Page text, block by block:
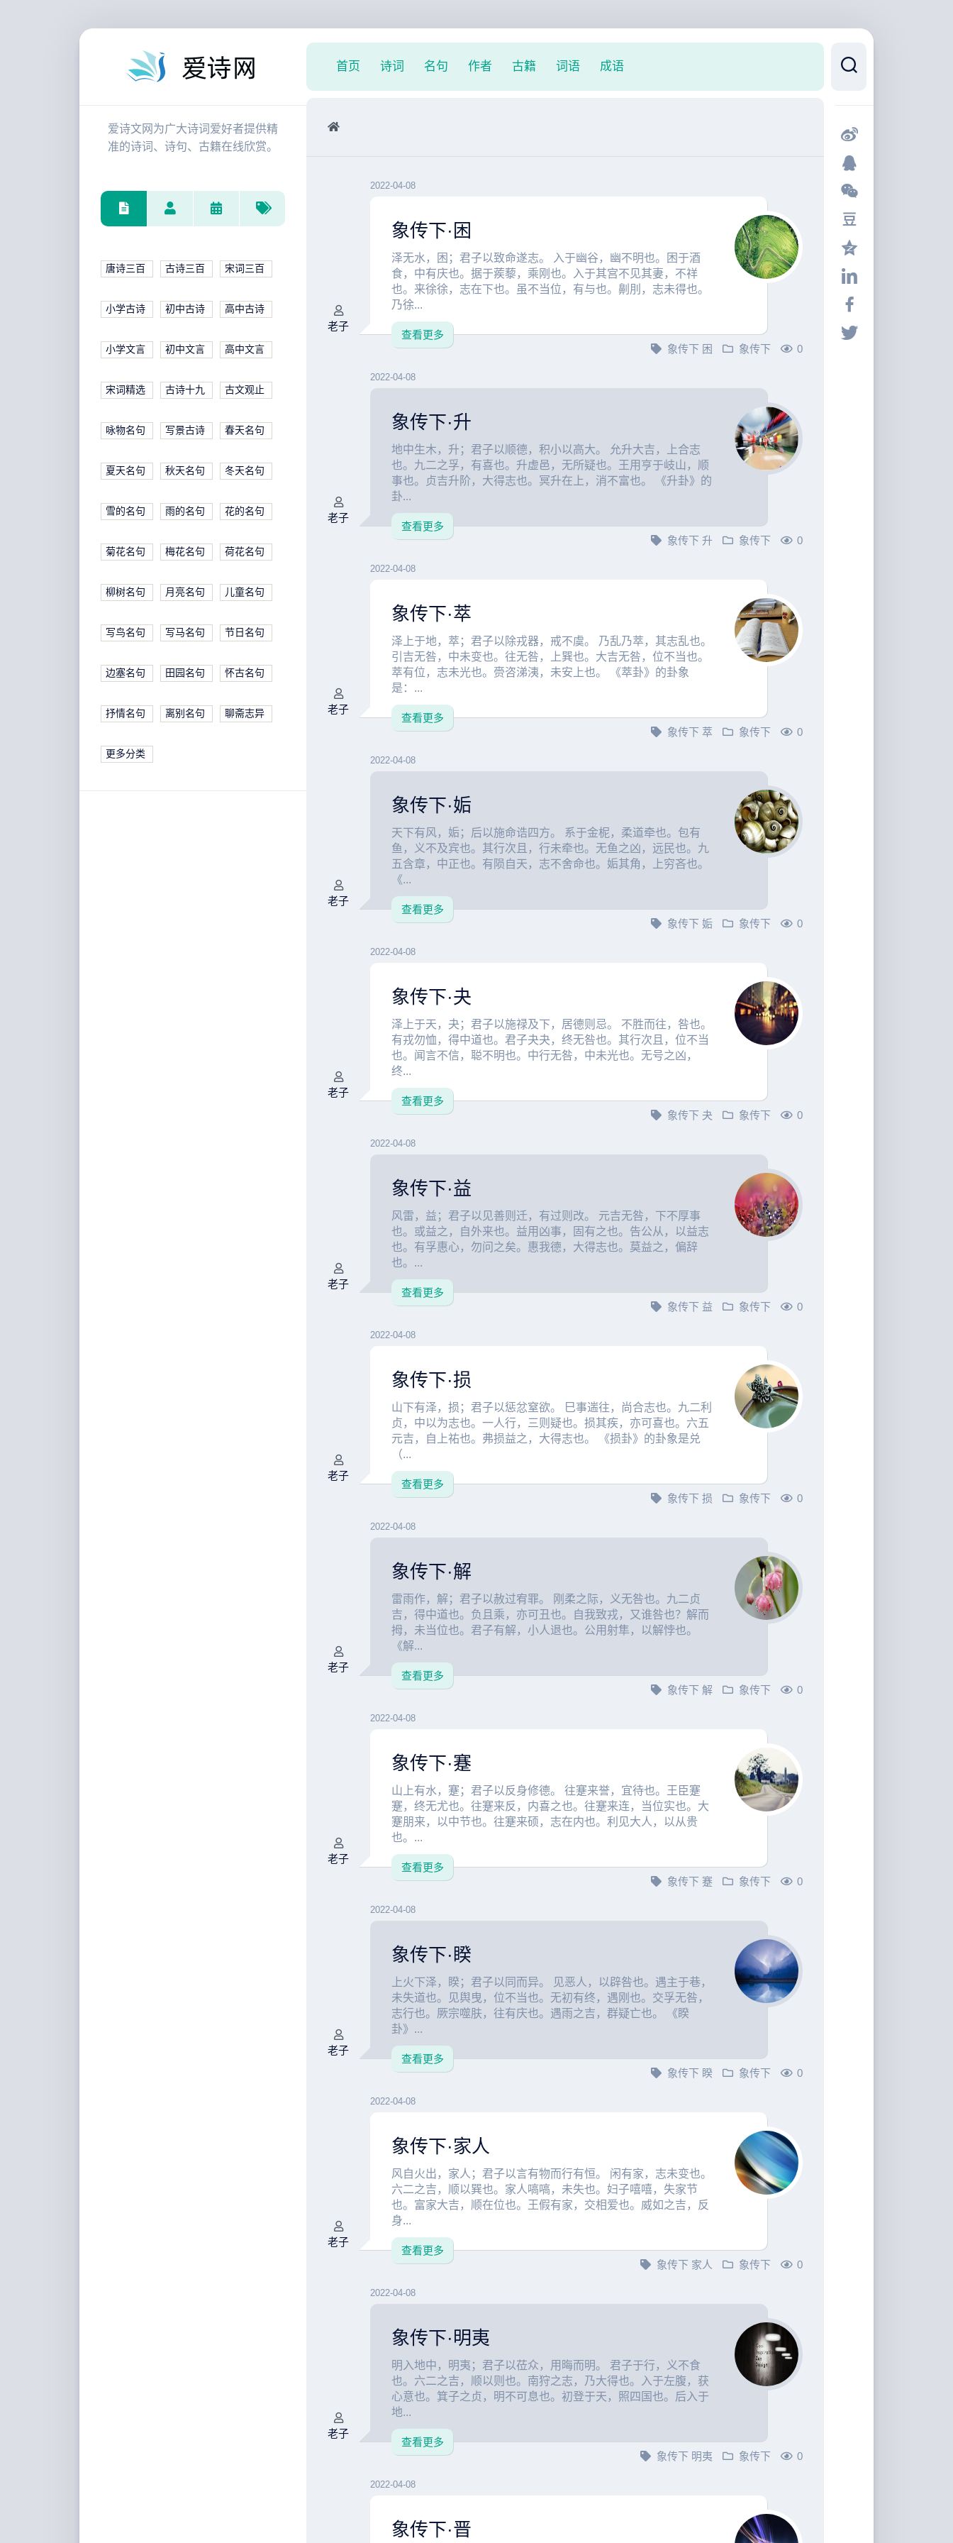
爱诗文网为广大诗词爱好者提供精
准的诗词、诗句、古籍在线欣赏。
唐诗三百 古诗三百 宋词三百
小学古诗 初中古诗 高中古诗
小学文言 初中文言 高中文言
宋词精选 古诗十九 古文观止
咏物名句 写景古诗 春天名句
夏天名句 秋天名句 冬天名句
雪的名句 雨的名句 花的名句
菊花名句 梅花名句 荷花名句
柳树名句 月亮名句 儿童名句
写鸟名句 写马名句 节日名句
边塞名句 田园名句 怀古名句
抒情名句 离别名句 聊斋志异
更多分类
首页 诗词 名句 作者 古籍 词语 成语
老子
2022-04-08
象传下·困
泽无水，困；君子以致命遂志。 入于幽谷，幽不明也。困于酒
食，中有庆也。据于蒺藜，乘刚也。入于其宫不见其妻，不祥
也。来徐徐，志在下也。虽不当位，有与也。劓刖，志未得也。
乃徐...
查看更多
象传下 困 象传下 0
老子
2022-04-08
象传下·升
地中生木，升；君子以顺德，积小以高大。 允升大吉，上合志
也。九二之孚，有喜也。升虚邑，无所疑也。王用亨于岐山，顺
事也。贞吉升阶，大得志也。冥升在上，消不富也。 《升卦》的
卦...
查看更多
象传下 升 象传下 0
老子
2022-04-08
象传下·萃
泽上于地，萃；君子以除戎器，戒不虞。 乃乱乃萃，其志乱也。
引吉无咎，中未变也。往无咎，上巽也。大吉无咎，位不当也。
萃有位，志未光也。赍咨涕洟，未安上也。 《萃卦》的卦象
是：...
查看更多
象传下 萃 象传下 0
老子
2022-04-08
象传下·姤
天下有风，姤；后以施命诰四方。 系于金柅，柔道牵也。包有
鱼，义不及宾也。其行次且，行未牵也。无鱼之凶，远民也。九
五含章，中正也。有陨自天，志不舍命也。姤其角，上穷吝也。
《...
查看更多
象传下 姤 象传下 0
老子
2022-04-08
象传下·夬
泽上于天，夬；君子以施禄及下，居德则忌。 不胜而往，咎也。
有戎勿恤，得中道也。君子夬夬，终无咎也。其行次且，位不当
也。闻言不信，聪不明也。中行无咎，中未光也。无号之凶，
终...
查看更多
象传下 夬 象传下 0
老子
2022-04-08
象传下·益
风雷，益；君子以见善则迁，有过则改。 元吉无咎，下不厚事
也。或益之，自外来也。益用凶事，固有之也。告公从，以益志
也。有孚惠心，勿问之矣。惠我德，大得志也。莫益之，偏辞
也。...
查看更多
象传下 益 象传下 0
老子
2022-04-08
象传下·损
山下有泽，损；君子以惩忿窒欲。 巳事遄往，尚合志也。九二利
贞，中以为志也。一人行，三则疑也。损其疾，亦可喜也。六五
元吉，自上祐也。弗损益之，大得志也。 《损卦》的卦象是兑
（...
查看更多
象传下 损 象传下 0
老子
2022-04-08
象传下·解
雷雨作，解；君子以赦过宥罪。 刚柔之际，义无咎也。九二贞
吉，得中道也。负且乘，亦可丑也。自我致戎，又谁咎也？解而
拇，未当位也。君子有解，小人退也。公用射隼，以解悖也。
《解...
查看更多
象传下 解 象传下 0
老子
2022-04-08
象传下·蹇
山上有水，蹇；君子以反身修德。 往蹇来誉，宜待也。王臣蹇
蹇，终无尤也。往蹇来反，内喜之也。往蹇来连，当位实也。大
蹇朋来，以中节也。往蹇来硕，志在内也。利见大人，以从贵
也。...
查看更多
象传下 蹇 象传下 0
老子
2022-04-08
象传下·睽
上火下泽，睽；君子以同而异。 见恶人，以辟咎也。遇主于巷，
未失道也。见舆曳，位不当也。无初有终，遇刚也。交孚无咎，
志行也。厥宗噬肤，往有庆也。遇雨之吉，群疑亡也。 《睽
卦》...
查看更多
象传下 睽 象传下 0
老子
2022-04-08
象传下·家人
风自火出，家人；君子以言有物而行有恒。 闲有家，志未变也。
六二之吉，顺以巽也。家人嗃嗃，未失也。妇子嘻嘻，失家节
也。富家大吉，顺在位也。王假有家，交相爱也。威如之吉，反
身...
查看更多
象传下 家人 象传下 0
老子
2022-04-08
象传下·明夷
明入地中，明夷；君子以莅众，用晦而明。 君子于行，义不食
也。六二之吉，顺以则也。南狩之志，乃大得也。入于左腹，获
心意也。箕子之贞，明不可息也。初登于天，照四国也。后入于
地...
查看更多
象传下 明夷 象传下 0
2022-04-08
象传下·晋